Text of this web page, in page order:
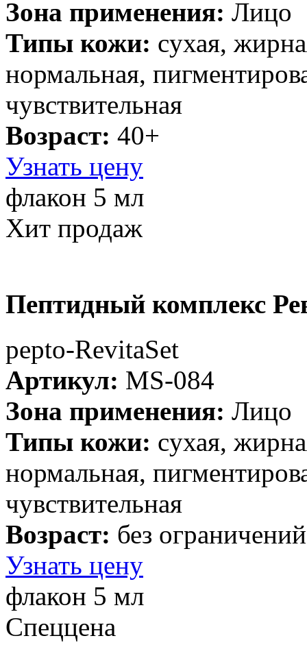
Зона применения: Лицо
Типы кожи: cухая,
нормальная,
чувствительная
Возраст: 40+
Узнать цену
флакон 5 мл
Хит продаж
Пептидный комплекс
рерto-RevitaSet
Артикул: MS-084
Зона применения: Лицо
Типы кожи: cухая,
нормальная,
чувствительная
Возраст: без ограничений
Узнать цену
флакон 5 мл
Спеццена